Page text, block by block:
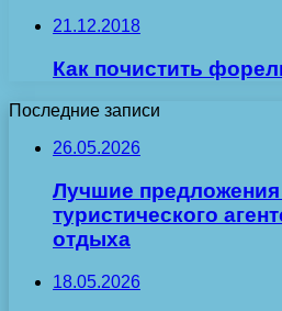
21.12.2018
Как почистить
Последние записи
26.05.2026
Лучшие предложения
туристического
отдыха
18.05.2026